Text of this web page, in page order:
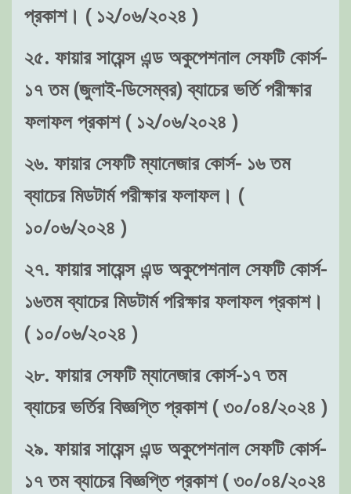
প্রকাশ। ( ১২/০৬/২০২৪ )
২৫. ফায়ার সায়েন্স এন্ড অকুপেশনাল সেফটি কোর্স-
১৭ তম (জুলাই-ডিসেম্বর) ব্যাচের ভর্তি পরীক্ষার
ফলাফল প্রকাশ ( ১২/০৬/২০২৪ )
২৬. ফায়ার সেফটি ম্যানেজার কোর্স- ১৬ তম
ব্যাচের মিডটার্ম পরীক্ষার ফলাফল। (
১০/০৬/২০২৪ )
২৭. ফায়ার সায়েন্স এন্ড অকুপেশনাল সেফটি কোর্স-
১৬তম ব্যাচের মিডটার্ম পরিক্ষার ফলাফল প্রকাশ।
( ১০/০৬/২০২৪ )
২৮. ফায়ার সেফটি ম্যানেজার কোর্স-১৭ তম
ব্যাচের ভর্তির বিজ্ঞপ্তি প্রকাশ ( ৩০/০৪/২০২৪ )
২৯. ফায়ার সায়েন্স এন্ড অকুপেশনাল সেফটি কোর্স-
১৭ তম ব্যাচের বিজ্ঞপ্তি প্রকাশ ( ৩০/০৪/২০২৪